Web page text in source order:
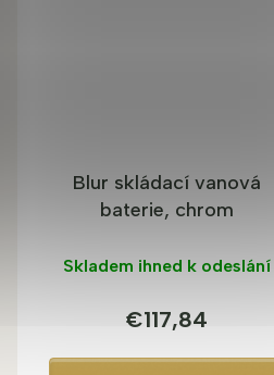
Blur skládací vanová
baterie, chrom
Skladem ihned k odeslání
€117,84